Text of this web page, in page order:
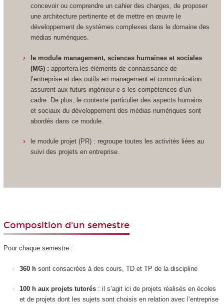
concevoir ou comprendre un cahier des charges, de proposer
une architecture pertinente et de mettre en œuvre le
développement de systèmes complexes dans le domaine des
médias numériques.
le module management, sciences humaines et sociales
(MG) : apportera les éléments de connaissance de
l’entreprise et des outils en management et communication
assurent aux futurs ingénieur·e·s les compétences d’un
cadre. De plus, le contexte particulier des aspects humains
et sociaux du développement des médias numériques sont
abordés dans ce module.
le module projet (PR) : regroupe toutes les activités liées au
suivi des projets en entreprise.
Composition d'un semestre
Pour chaque semestre :
360 h sont consacrées à des cours, TD et TP de la discipline
100 h aux projets tutorés : il s’agit ici de projets réalisés en écoles
et de projets dont les sujets sont choisis en relation avec l’entreprise